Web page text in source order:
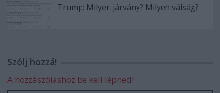
Trump: Milyen járvány? Milyen válság?
Szólj hozzá!
A hozzászóláshoz be kell lépned!